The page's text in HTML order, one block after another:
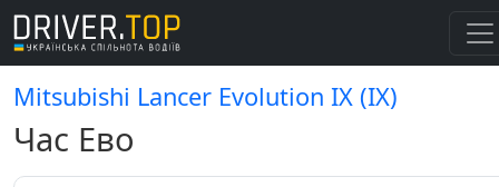
Mitsubishi Lancer Evolution IX (IX)
Час Ево